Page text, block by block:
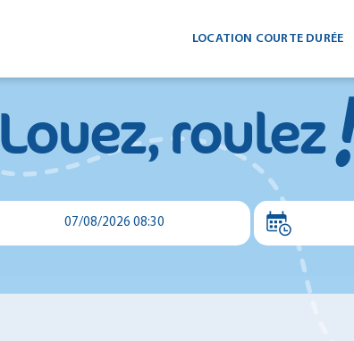
LOCATION COURTE DURÉE
Louez, roulez!
07/08/2026 08:30